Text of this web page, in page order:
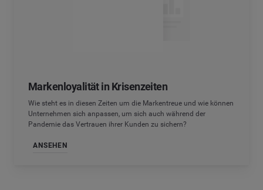
Markenloyalität in Krisenzeiten
Wie steht es in diesen Zeiten um die Markentreue und wie können
Unternehmen sich anpassen, um sich auch während der
Pandemie das Vertrauen ihrer Kunden zu sichern?
ANSEHEN